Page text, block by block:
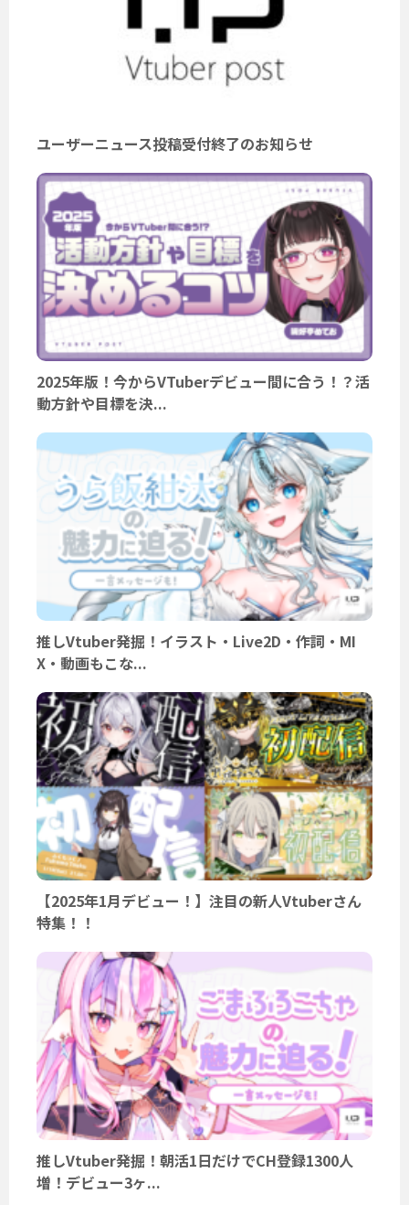
ユーザーニュース投稿受付終了のお知らせ
2025年版！今からVTuberデビュー間に合う！？活
動方針や目標を決...
推しVtuber発掘！イラスト・Live2D・作詞・MI
X・動画もこな...
【2025年1月デビュー！】注目の新人Vtuberさん
特集！！
推しVtuber発掘！朝活1日だけでCH登録1300人
増！デビュー3ヶ...